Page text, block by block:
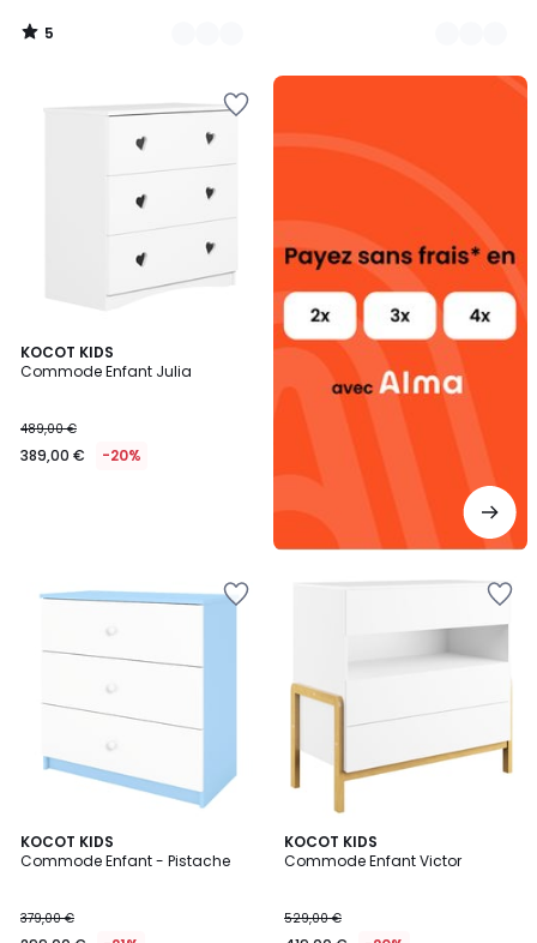
5
/
KOCOT KIDS
Commode Enfant Julia
489,00 €
389,00 € -20%
Alma
sans
KOCOT KIDS
Commode Enfant - Pistache
379,00 €
4
Couleurs
KOCOT KIDS
Commode Enfant Victor
529,00 €